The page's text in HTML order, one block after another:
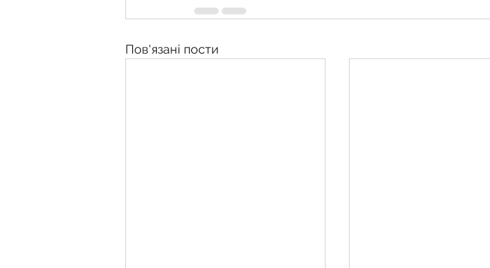
Пов'язані пости